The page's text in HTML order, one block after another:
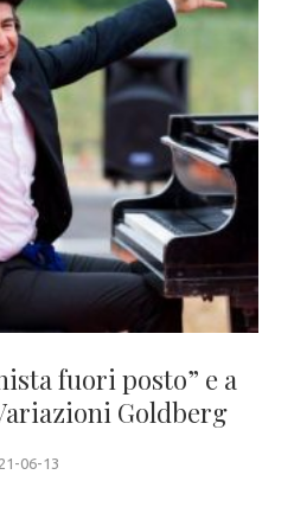
fuori posto” e a
Goldberg
06-13